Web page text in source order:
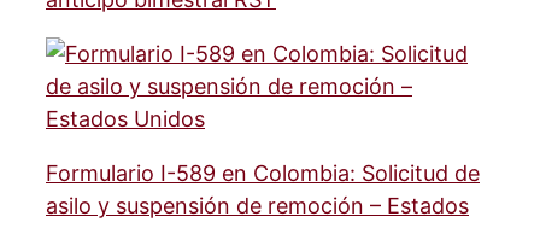
Formulario I-589 en Colombia: Solicitud de
asilo y suspensión de remoción – Estados